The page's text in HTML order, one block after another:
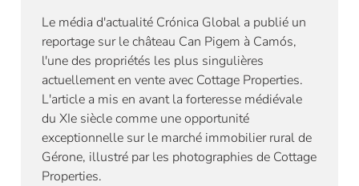
Le média d'actualité Crónica Global a publié un
reportage sur le château Can Pigem à Camós,
l'une des propriétés les plus singulières
actuellement en vente avec Cottage Properties.
L'article a mis en avant la forteresse médiévale
du XIe siècle comme une opportunité
exceptionnelle sur le marché immobilier rural de
Gérone, illustré par les photographies de Cottage
Properties.